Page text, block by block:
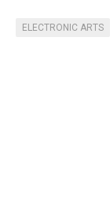
ELECTRONIC ARTS